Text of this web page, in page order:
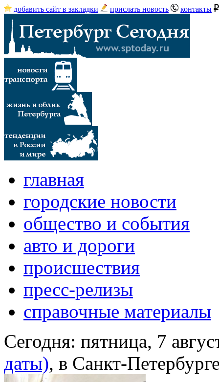
добавить сайт в закладки прислать новость контакты
главная
городские новости
общество и события
авто и дороги
происшествия
пресс-релизы
справочные материалы
Сегодня: пятница, 7
даты), в Санкт-